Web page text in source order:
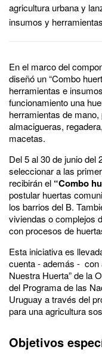
agricultura urbana y
insumos y
En el marco del
diseñó un “Combo
herramientas e
funcionamiento una
herramientas de
almacigueras,
macetas.
Del 5 al 30 de junio del
seleccionar a las
recibirán el “Combo
postular huertas
los barrios del B.
viviendas o complejos
con procesos de
Esta iniciativa es
cuenta - además - con
Nuestra Huerta” de la
del Programa de las
Uruguay a través del
para una agricultura
Objetivos